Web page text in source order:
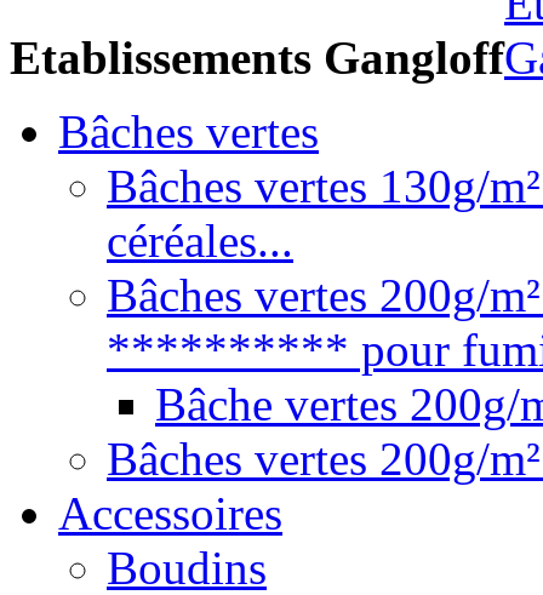
Etablissements Gangloff
Bâches vertes
Bâches vertes 130g/
céréales...
Bâches vertes 200g/
********** pour
Bâche vertes
Bâches vertes 200g/
Accessoires
Boudins